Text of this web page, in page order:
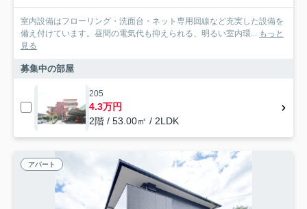
室内設備はフローリング・洗面台・ネット専用回線など充実した設備を
備え付けています。昼間の電気代も抑えられる、明るい室内環... もっと
見る
募集中の部屋
205
4.3万円
2階 / 53.00㎡ / 2LDK
アパート